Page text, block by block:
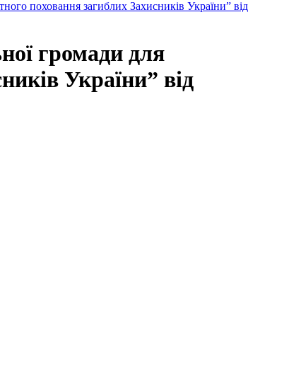
поховання загиблих Захисників України” від
громади для
України” від